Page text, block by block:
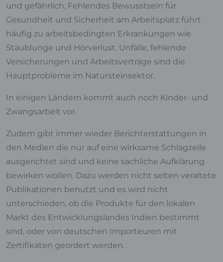
und gefährlich, Fehlendes Bewusstsein für
Gesundheit und Sicherheit am Arbeitsplatz führt
häufig zu arbeitsbedingten Erkrankungen wie
Staublunge und Hörverlust. Unfälle, fehlende
Versicherungen und Arbeitsverträge sind die
Hauptprobleme im Natursteinsektor.
In einigen Ländern kommt auch noch Kinder- und
Zwangsarbeit vor.
Zudem gibt immer wieder Berichterstattungen in
den Medien die nur auf eine wirksame Schlagzeile
ausgerichtet sind und keine sachliche Aufklärung
bewirken wollen. Dazu werden nicht selten veraltete
Publikationen benutzt und es wird nicht
unterschieden, ob die Produkte für den lokalen
Markt des Entwicklungslandes Indien bestimmt
sind, oder von deutschen Importeuren mit
Zertifikaten geordert werden.